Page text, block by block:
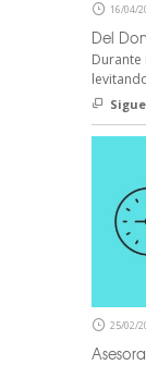
16/04/
Del
25/02/